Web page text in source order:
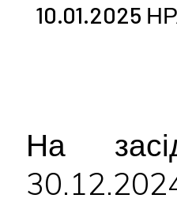
10.01.2025
На